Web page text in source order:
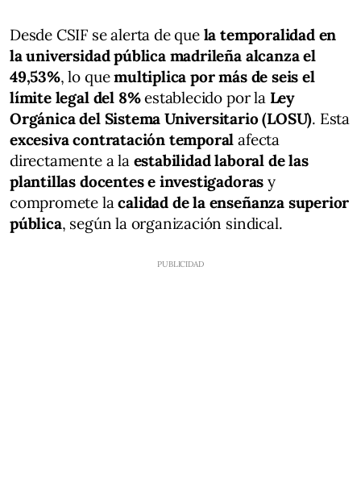
Desde CSIF se alerta de que la temporalidad en
la universidad pública madrileña alcanza el
49,53%, lo quemultiplica por más de seis el
límite legal del 8%establecido por la Ley
Orgánica del Sistema Universitario (LOSU). Esta
excesiva contratación temporal afecta
directamente a la estabilidad laboral de las
plantillas docentes e investigadoras y
compromete lacalidad de la enseñanza superior
pública, según la organización sindical.